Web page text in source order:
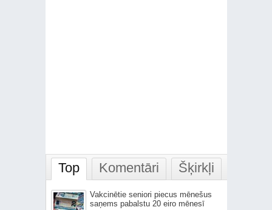
Top Komentāri Šķirkļi
Vakcinētie seniori piecus mēnešus
saņems pabalstu 20 eiro mēnesī